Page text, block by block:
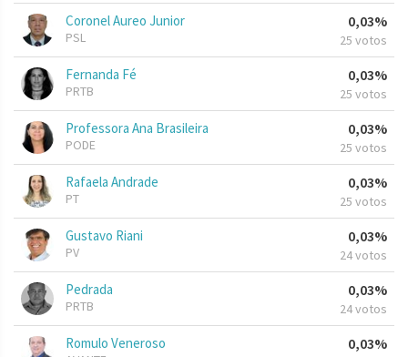
Coronel Aureo Junior
PSL
0,03%
25 votos
Fernanda Fé
PRTB
0,03%
25 votos
Professora Ana Brasileira
PODE
0,03%
25 votos
Rafaela Andrade
PT
0,03%
25 votos
Gustavo Riani
PV
0,03%
24 votos
Pedrada
PRTB
0,03%
24 votos
Romulo Veneroso 0,03%